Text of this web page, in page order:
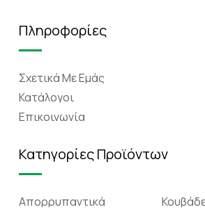
Πληροφορίες
Σχετικά Mε Eμάς
Κατάλογοι
Επικοινωνία
Κατηγορίες Προϊόντων
Απορρυπαντικά